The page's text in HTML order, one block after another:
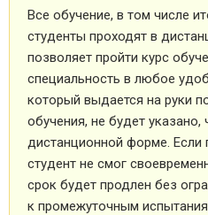
Все обучение, в том числе
студенты проходят в
позволяет пройти курс
специальность в любое
который выдается на руки
обучения, не будет
дистанционной форме. Если
студент не смог
срок будет продлен без
к промежуточным